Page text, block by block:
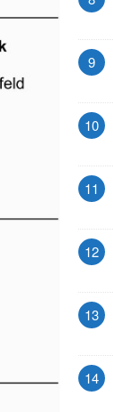
9
10
11
12
13
14